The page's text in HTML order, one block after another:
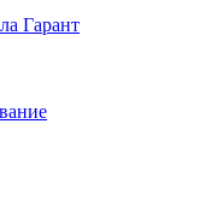
Гарант